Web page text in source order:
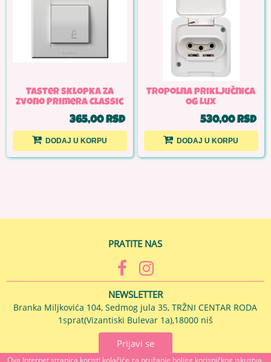
Ova Internet stranica koristi kolačiće za pružanje boljeg korisničkog iskustva.
Taster sklopka za
zvono Primera Classic
365,00 RSD
DODAJ U KORPU
Tropolna priključnica
OG Lux
530,00 RSD
DODAJ U KORPU
PRATITE NAS
NEWSLETTER
Branka Miljkovića 104, Sedmog jula 35, TRŽNI CENTAR RODA
1sprat(Vizantiski Bulevar 1a),18000 niš
Prijavi se